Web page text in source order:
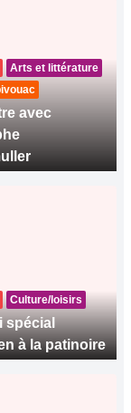
Arts et littérature
avec
Culture/loisirs
spécial
à la patinoire